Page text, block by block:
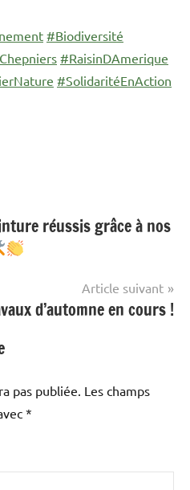
#Biodiversité
#RaisinDAmerique
#SolidaritéEnAction
réussis grâce à nos
Article suivant
d’automne en cours !
pas publiée. Les champs
*